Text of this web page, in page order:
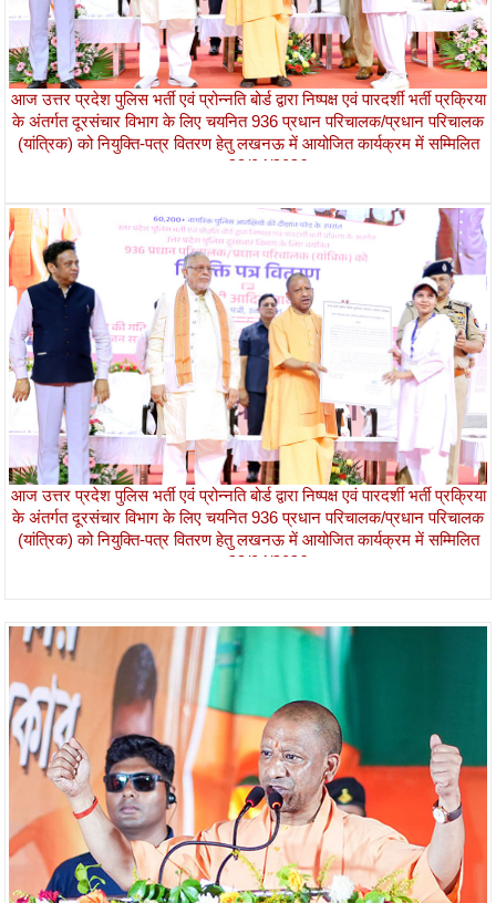
आज उत्तर प्रदेश पुलिस भर्ती एवं प्रोन्नति बोर्ड द्वारा निष्पक्ष एवं पारदर्शी भर्ती प्रक्रिया
के अंतर्गत दूरसंचार विभाग के लिए चयनित 936 प्रधान परिचालक/प्रधान परिचालक
(यांत्रिक) को नियुक्ति-पत्र वितरण हेतु लखनऊ में आयोजित कार्यक्रम में सम्मिलित
28/04/2026
आज उत्तर प्रदेश पुलिस भर्ती एवं प्रोन्नति बोर्ड द्वारा निष्पक्ष एवं पारदर्शी भर्ती प्रक्रिया
के अंतर्गत दूरसंचार विभाग के लिए चयनित 936 प्रधान परिचालक/प्रधान परिचालक
(यांत्रिक) को नियुक्ति-पत्र वितरण हेतु लखनऊ में आयोजित कार्यक्रम में सम्मिलित
28/04/2026